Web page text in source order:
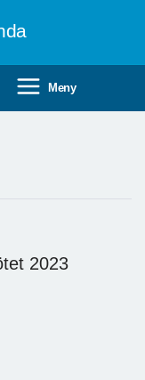
Meny
2023